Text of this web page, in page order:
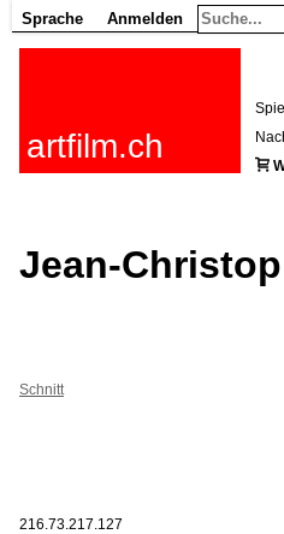
Sprache Anmelden
artfilm.ch
Jean-
Schnitt
216.73.217.127